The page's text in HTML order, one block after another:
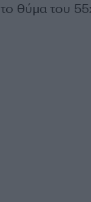
θύμα του